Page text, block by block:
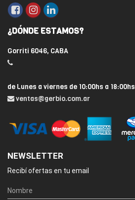
¿DÓNDE ESTAMOS?
Gorriti 6046, CABA
de Lunes a viernes de 10:00hs a 18:00hs
ventas@gerbio.com.ar
NEWSLETTER
Recibí ofertas en tu email